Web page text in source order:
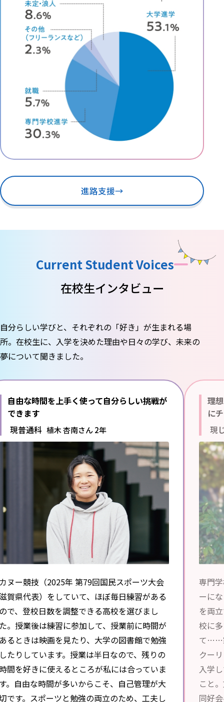
進路支援→
Current Student Voices
在校生インタビュー
自分らしい学びと、それぞれの「好き」が生まれる場
所。 在校生に、入学を決めた理由や日々の学び、未来の
夢について聞きました。
自由な時間を上手く使って自分らしい挑戦が
できます
現普通科 植木 杏南さん 2年
ヌー競技（2025年 第79回国民スポーツ大会
賀県代表）をしていて、ほぼ毎日練習がある
で、登校日数を調整できる高校を選びまし
。授業後は練習に参加して、授業前に時間が
るときは映画を見たり、大学の図書館で勉強
たりしています。授業は半日なので、残りの
間を好きに使えるところが私には合っていま
。自由な時間が多いからこそ、自己管理が大
です。スポーツと勉強の両立のため、工夫し
理
に
現
専門
ーに
を両
校に
て……
クー
入学
こと
同好